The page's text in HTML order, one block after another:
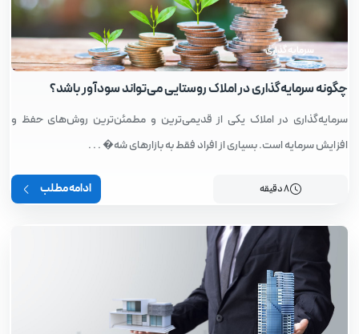
سرمایه گذاری
چگونه سرمایه‌گذاری در املاک روستایی می‌تواند سودآور باشد؟
سرمایه‌گذاری در املاک یکی از قدیمی‌ترین و مطمئن‌ترین روش‌های حفظ و
افزایش سرمایه است. بسیاری از افراد فقط به بازارهای شه� . . .
8 دقیقه ادامه مطلب